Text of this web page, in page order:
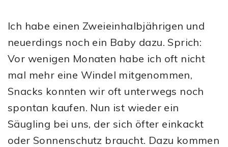
Ich habe einen Zweieinhalbjährigen und
neuerdings noch ein Baby dazu. Sprich:
Vor wenigen Monaten habe ich oft nicht
mal mehr eine Windel mitgenommen,
Snacks konnten wir oft unterwegs noch
spontan kaufen. Nun ist wieder ein
Säugling bei uns, der sich öfter einkackt
oder Sonnenschutz braucht. Dazu kommen